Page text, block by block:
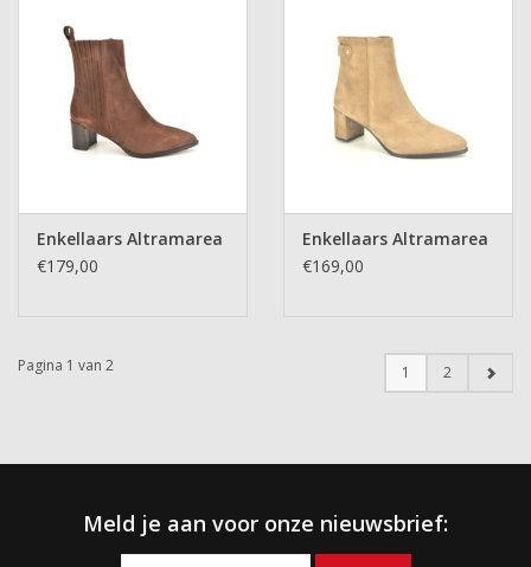
Enkellaars Altramarea
€179,00
Enkellaars Altramarea
€169,00
Pagina 1 van 2 1 2
Meld je aan voor onze nieuwsbrief: